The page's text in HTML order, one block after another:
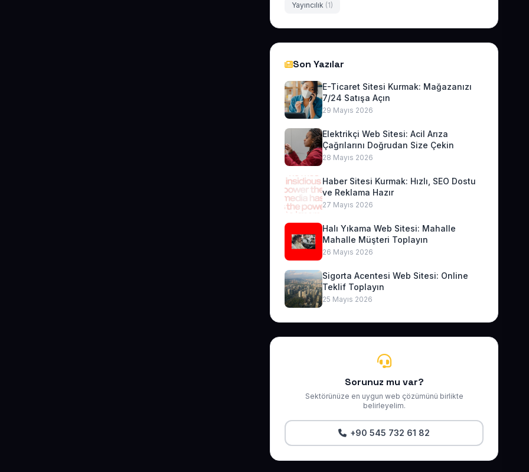
Yayıncılık (1)
Son Yazılar
E-Ticaret Sitesi Kurmak: Mağazanızı
7/24 Satışa Açın
29 Mayıs 2026
Elektrikçi Web Sitesi: Acil Arıza
Çağrılarını Doğrudan Size Çekin
28 Mayıs 2026
Haber Sitesi Kurmak: Hızlı, SEO Dostu
ve Reklama Hazır
27 Mayıs 2026
Halı Yıkama Web Sitesi: Mahalle
Mahalle Müşteri Toplayın
26 Mayıs 2026
Sigorta Acentesi Web Sitesi: Online
Teklif Toplayın
25 Mayıs 2026
Sorunuz mu var?
Sektörünüze en uygun web çözümünü birlikte
belirleyelim.
+90 545 732 61 82